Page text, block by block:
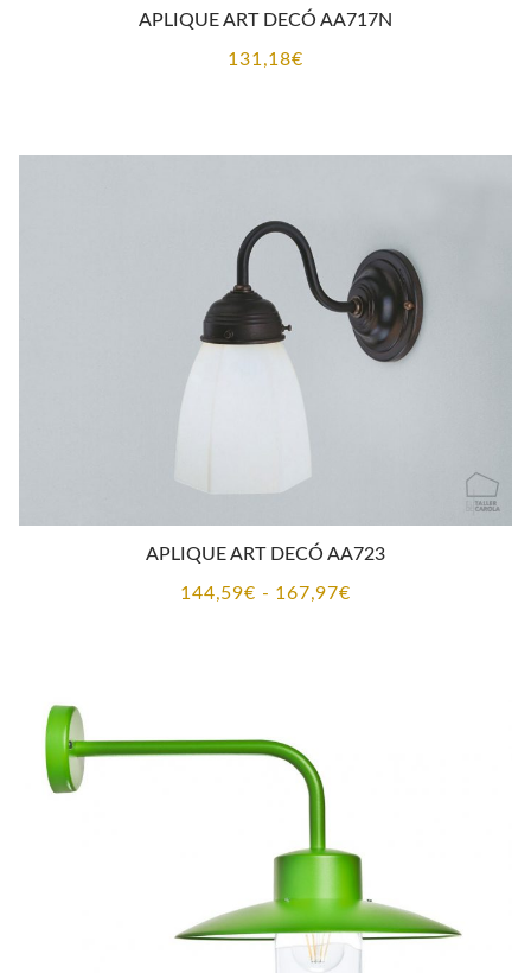
APLIQUE ART DECÓ AA717N
131,18€
APLIQUE ART DECÓ AA723
144,59€ - 167,97€Rango